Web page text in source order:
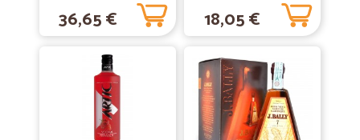
26/10/2019
— Franco G.
17/06/2019
36,65 € 18,05 €